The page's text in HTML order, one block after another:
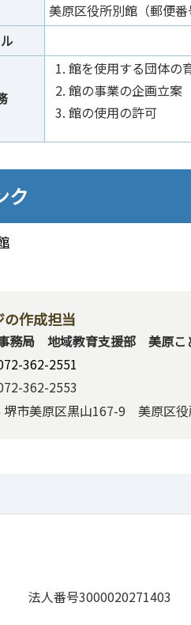
美原区役所別館（郵便
館を使用する団体の
館の事業の企画立案
館の使用の許可
ク
の作成担当
務局 地域教育支援部 美原こ
362-2551
362-2553
堺市美原区黒山167-9 美原区
法人番号3000020271403